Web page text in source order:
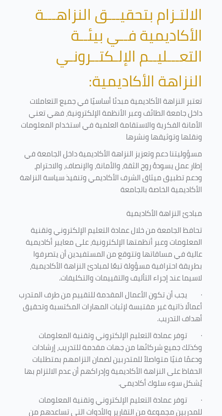
الالتـزام بتحقيـــق النزاهـــة
الأكاديمية فــي بيئــة
التعـــليــم الإلـكتــرونـي
النزاهة الأكاديمية:
تعتبر النزاهة الأكاديمية مبدئا أساسيًا في جميع التعاملات
داخل جامعة الطائف وعبر الأنظمة الإلكترونية، فهي تعني
الأمانة الفكرية والاستقامة العلمية في استخدام المعلومات
ونقلها وتوثيقها ونشرها
مسؤوليتنا دعم وتعزيز النزاهة الأكاديمية داخل الجامعة في
إطار عمل يسودهُ روح الثقة، والأمانة، والإنصاف، والاحترام،
ودعم تطبيق ميثاق الشرف الأكاديمي وتنفيذ سياسة النزاهة
الأكاديمية الخاصة بالجامعة
مبادئ النزاهة الأكاديمية
تحافظ الجامعة من خلال عمادة التعليم الإلكتروني وتقنية
المعلومات وعبر أنظمتها الإلكترونية، على معايير أكاديمية
عالية في مساقاتها وتتوقع من المستفيدين أن يتصرفوا
بطريقة احترافية مسؤولة تبعًا لمبادئ النزاهة الأكاديمية،
لاسيما عند إجراء التأليف والتقييمات والتكليفات.
· يجب أن تكون الأعمال المقدمة للتقييم من طرف المتدرب
أعمالًا ذاتية غير مقتبسة لإثبات المهارات المكتسبة وتحقيق
أهداف التدريب.
· توفر عمادة التعليم الإلكتروني وتقنية المعلومات
وكذلك جميع شركائها من جهات مقدمة للتدريب، إرشادات
ودعمًا فنيًا متواصلاً للمتدربين لضمان التزامهم بمتطلبات
الحفاظ على النزاهة الأكاديمية وإدراكهم أن عدم الالتزام بها
يُشكل سوء سلوك أكاديمي.
· توفر عمادة التعليم الإلكتروني وتقنية المعلومات
للمدربين مجموعة من التقارير والأدوات التي تساعدهم من